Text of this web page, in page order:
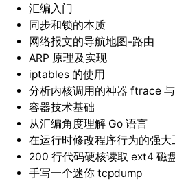
汇编入门
同步和锁的本质
网络报文的导航地图-路由
ARP 原理及实现
iptables 的使用
分析内核调用的神器 ftrace
容器技术基础
从汇编角度理解 Go 语言
在运行时修改程序行为的强大
200 行代码硬核读取 ext4 磁
手写一个迷你 tcpdump